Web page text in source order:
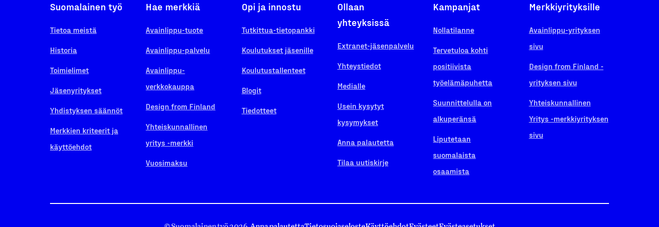
Suomalainen työ
Tietoa meistä
Historia
Toimielimet
Jäsenyritykset
Yhdistyksen säännöt
Merkkien kriteerit ja
käyttöehdot
Hae merkkiä
Avainlippu-tuote
Avainlippu-palvelu
Avainlippu-
verkkokauppa
Design from Finland
Yhteiskunnallinen
yritys -merkki
Vuosimaksu
Opi ja innostu
Tutkittua-tietopankki
Koulutukset jäsenille
Koulutustallenteet
Blogit
Tiedotteet
Ollaan
yhteyksissä
Extranet-jäsenpalvelu
Yhteystiedot
Medialle
Usein kysytyt
kysymykset
Anna palautetta
Tilaa uutiskirje
Kampanjat
Nollatilanne
Tervetuloa kohti
positiivista
työelämäpuhetta
Suunnittelulla on
alkuperänsä
Liputetaan
suomalaista
osaamista
Merkkiyrityksille
Avainlippu-yrityksen
sivu
Design from Finland -
yrityksen sivu
Yhteiskunnallinen
Yritys -merkkiyrityksen
sivu